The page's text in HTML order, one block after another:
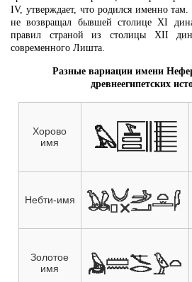
IV, утверждает, что родился именно
не возвращал бывшей столице XI
правил страной из столицы XII
современного Лишта.
Разные вариации имени
древнеегипетских
Хорово
имя
Небти-имя
Золотое
имя